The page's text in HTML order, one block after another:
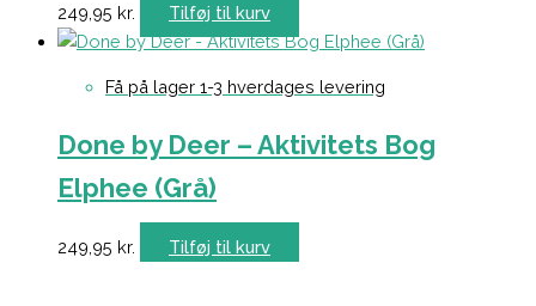
249,95 kr. Tilføj til kurv
Få på lager 1-3 hverdages levering
Done by Deer – Aktivitets Bog
Elphee (Grå)
249,95 kr. Tilføj til kurv